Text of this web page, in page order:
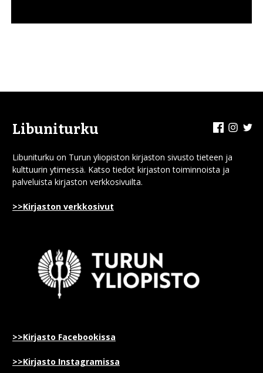
Libuniturku Facebook
Libuniturku on Turun yliopiston kirjaston sivusto tieteen ja
kulttuurin ytimessä. Katso tiedot kirjaston toiminnoista ja
palveluista kirjaston verkkosivuilta.
>>Kirjaston verkkosivut
>>Kirjasto Facebookissa
>>Kirjasto Instagramissa